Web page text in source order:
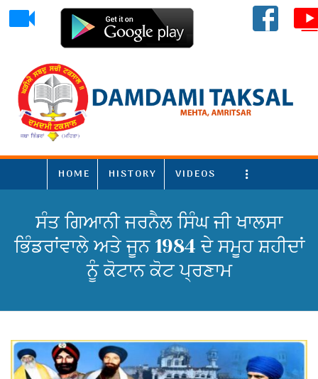
HOME HISTORY VIDEOS More
ਸੰਤ ਗਿਆਨੀ ਜਰਨੈਲ ਸਿੰਘ ਜੀ ਖਾਲਸਾ
ਭਿੰਡਰਾਂਵਾਲੇ ਅਤੇ ਜੂਨ 1984 ਦੇ ਸਮੂਹ ਸ਼ਹੀਦਾਂ
ਨੂੰ ਕੋਟਾਨ ਕੋਟ ਪ੍ਰਣਾਮ